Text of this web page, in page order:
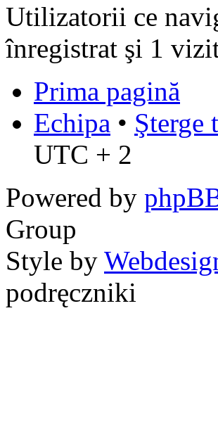
Utilizatorii ce
înregistrat şi 1
Prima pagină
Echipa • Şterge
UTC + 2
Powered by
Group
Style by
podręczniki